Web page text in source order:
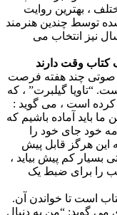
، بهترین روایت
توسط چندین هنرمند
نیز انتخاب می
وقت دارند
صوتی چند هفته فرصت
“تاویا گیلبرت” ، كه
كرده است ، می گوید :
باید آماده باشیم كه
خود جای خود را
این هرگز قابل پیش
بسیار کم پیش بیاید ،
را برای ضبط یک
است تا خواندن آن.
جایزه آئودی می گوید: “من به دنبال